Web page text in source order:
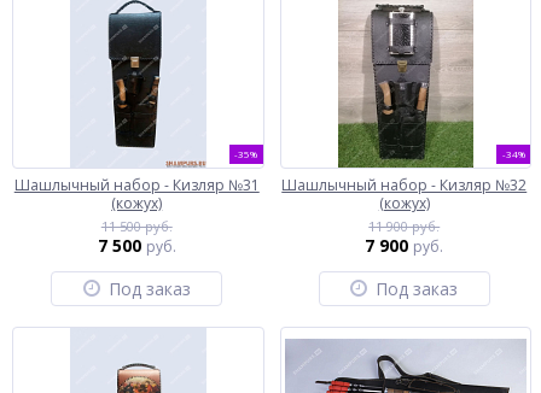
-35%
Шашлычный набор - Кизляр №31
(кожух)
11 500 руб.
7 500 руб.
Под заказ
-34%
Шашлычный набор - Кизляр №32
(кожух)
11 900 руб.
7 900 руб.
Под заказ